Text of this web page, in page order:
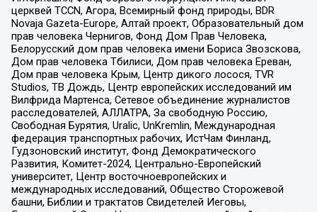
церквей TCCN, Агора, Всемирный фонд природы, BDR
Novaja Gazeta-Europe, Алтай проект, Образовательный дом
прав человека Чернигов, Фонд Дом Прав Человека,
Белорусский дом прав человека имени Бориса Звозскова,
Дом прав человека Тбилиси, Дом прав человека Ереван,
Дом прав человека Крым, Центр дикого лосося, TVR
Studios, ТВ Дождь, Центр европейских исследований им
Вилфрида Мартенса, Сетевое объединение журналистов
расследователей, АЛЛАТРА, За свободную Россию,
Свободная Бурятия, Uralic, UnKremlin, Международная
федерация транспортных рабочих, ИстЧам Финланд,
Гудзоновский институт, Фонд Демократического
Развития, Комитет-2024, Центрально-Европейский
университет, Центр восточноевропейских и
международных исследований, Общество Сторожевой
башни, Библии и трактатов Свидетелей Иеговы,